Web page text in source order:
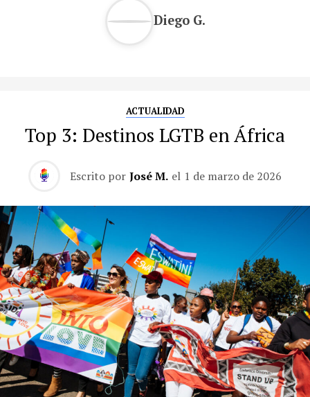
Diego G.
ACTUALIDAD
Top 3: Destinos LGTB en África
Escrito por José M. el 1 de marzo de 2026